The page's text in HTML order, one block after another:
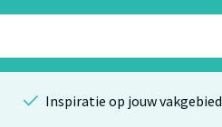
Inspiratie op jouw vakgebied